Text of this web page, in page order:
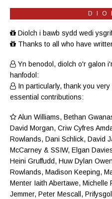
Diolch i bawb sydd wedi
Thanks to all who have
Yn benodol, diolch o'r galon
hanfodol:
In particularly, thank you
essential contributions:
Alun Williams, Bethan
David Morgan, Criw Cyfres
Rowlands, Dani Schlick, David
McCarney & SSIW, Elgan
Heini Gruffudd, Huw Dylan Owen
Rowlands, Madison Keeping,
Menter Iaith Abertawe, Michelle
Jemmer, Peter Mescall ,